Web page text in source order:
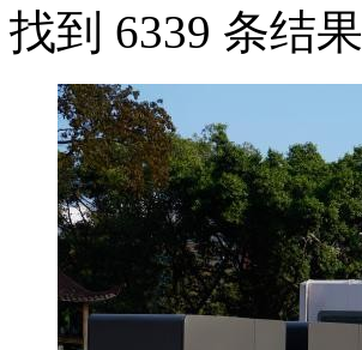
找到 6339 条结果